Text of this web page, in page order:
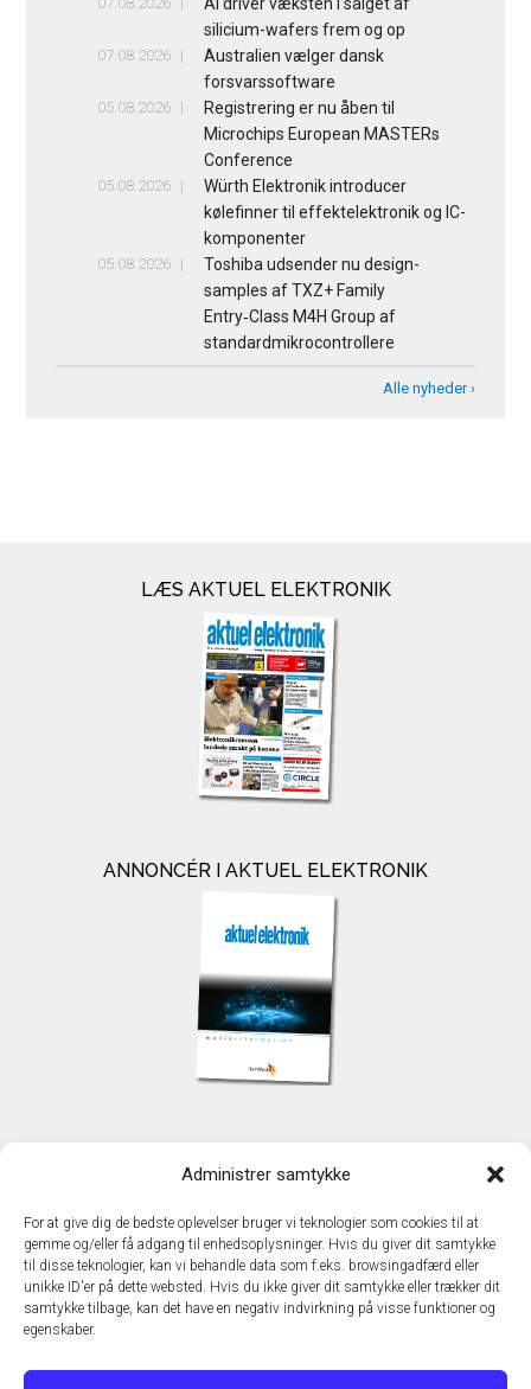
Administrer samtykke
For at give dig de bedste oplevelser bruger vi teknologier som cookies til at
gemme og/eller få adgang til enhedsoplysninger. Hvis du giver dit samtykke
til disse teknologier, kan vi behandle data som f.eks. browsingadfærd eller
unikke ID'er på dette websted. Hvis du ikke giver dit samtykke eller trækker dit
samtykke tilbage, kan det have en negativ indvirkning på visse funktioner og
egenskaber.
silicium-wafers frem og op
07.08.2026
Australien vælger dansk
forsvarssoftware
05.08.2026
Registrering er nu åben til
Microchips European MASTERs
Conference
05.08.2026
Würth Elektronik introducer
kølefinner til effektelektronik og IC-
komponenter
05.08.2026
Toshiba udsender nu design-
samples af TXZ+ Family
Entry‑Class M4H Group af
standardmikrocontrollere
Alle nyheder ›
LÆS AKTUEL ELEKTRONIK
ANNONCÉR I AKTUEL ELEKTRONIK
TechMedia A/S
DK - 2600 Glostrup
www.techmedia.dk
Telefon: +45 43 24 26 28
E-mail:info@techmedia.dk